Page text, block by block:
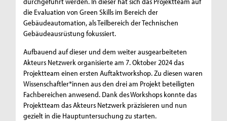
die Evaluation von Green Skills im Bereich der
Gebäudeautomation, als Teilbereich der Technischen
Gebäudeausrüstung fokussiert.
Aufbauend auf dieser und dem weiter ausgearbeiteten
Akteurs Netzwerk organisierte am 7. Oktober 2024 das
Projektteam einen ersten Auftaktworkshop. Zu diesen waren
Wissenschaftler*innen aus den drei am Projekt beteiligten
Fachbereichen anwesend. Dank des Workshops konnte das
Projektteam das Akteurs Netzwerk präzisieren und nun
gezielt in die Hauptuntersuchung zu starten.